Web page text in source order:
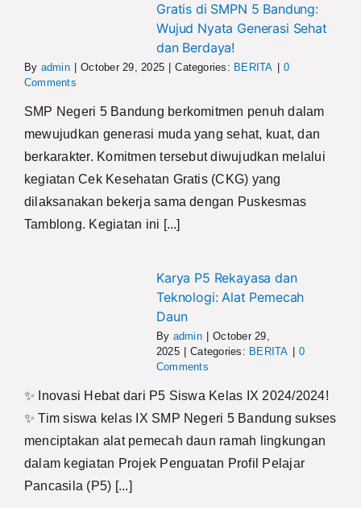
Gratis di SMPN 5 Bandung:
Wujud Nyata Generasi Sehat
dan Berdaya!
By admin October 29, 2025 Categories: BERITA
0
Comments
SMP Negeri 5 Bandung berkomitmen penuh dalam
mewujudkan generasi muda yang sehat, kuat, dan
berkarakter. Komitmen tersebut diwujudkan melalui
kegiatan Cek Kesehatan Gratis (CKG) yang
dilaksanakan bekerja sama dengan Puskesmas
Tamblong. Kegiatan ini [...]
Karya P5 Rekayasa dan
Teknologi: Alat Pemecah
Daun
By admin
October 29,
2025
Categories: BERITA
0
Comments
✨ Inovasi Hebat dari P5 Siswa Kelas IX 2024/2024!
✨ Tim siswa kelas IX SMP Negeri 5 Bandung sukses
menciptakan alat pemecah daun ramah lingkungan
dalam kegiatan Projek Penguatan Profil Pelajar
Pancasila (P5) [...]